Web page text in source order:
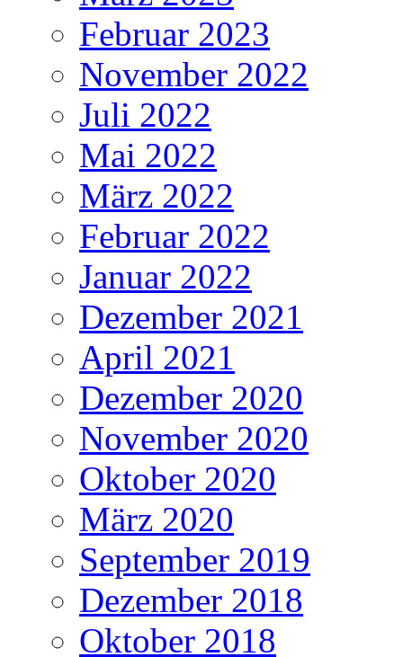
Februar 2023
November 2022
Juli 2022
Mai 2022
März 2022
Februar 2022
Januar 2022
Dezember 2021
April 2021
Dezember 2020
November 2020
Oktober 2020
März 2020
September 2019
Dezember 2018
Oktober 2018